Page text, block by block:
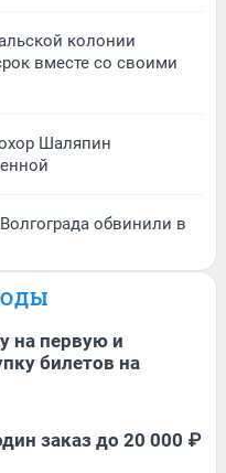
колонии
вместе со своими
Шаляпин
обвинили в
на первую и
билетов на
заказ до 20 000 ₽